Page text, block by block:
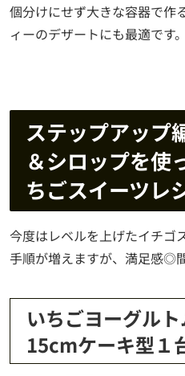
個分けにせず大きな容器で作
ィーのデザートにも最適です。
ステップアッ
＆シロップを使
ちごスイーツレ
今度はレベルを上げたイチゴ
手順が増えますが、満足感◎
いちごヨーグル
15cmケーキ型１